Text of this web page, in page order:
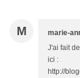
M marie-
J'ai fait
ici :
http://